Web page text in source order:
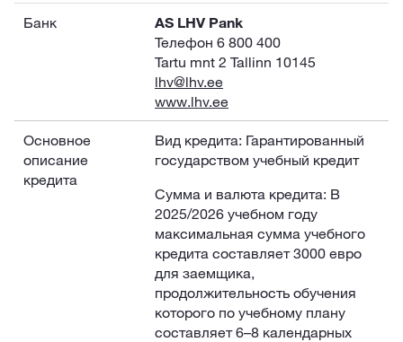
Банк
AS LHV Pank
Телефон 6 800 400
Tartu mnt 2 Tallinn 10145
lhv@lhv.ee
www.lhv.ee
Основное
описание
кредита
Вид кредита: Гарантированный
государством учебный кредит
Сумма и валюта кредита: В
2025/2026 учебном году
максимальная сумма учебного
кредита составляет 3000 евро
для заемщика,
продолжительность обучения
которого по учебному плану
составляет 6–8 календарных